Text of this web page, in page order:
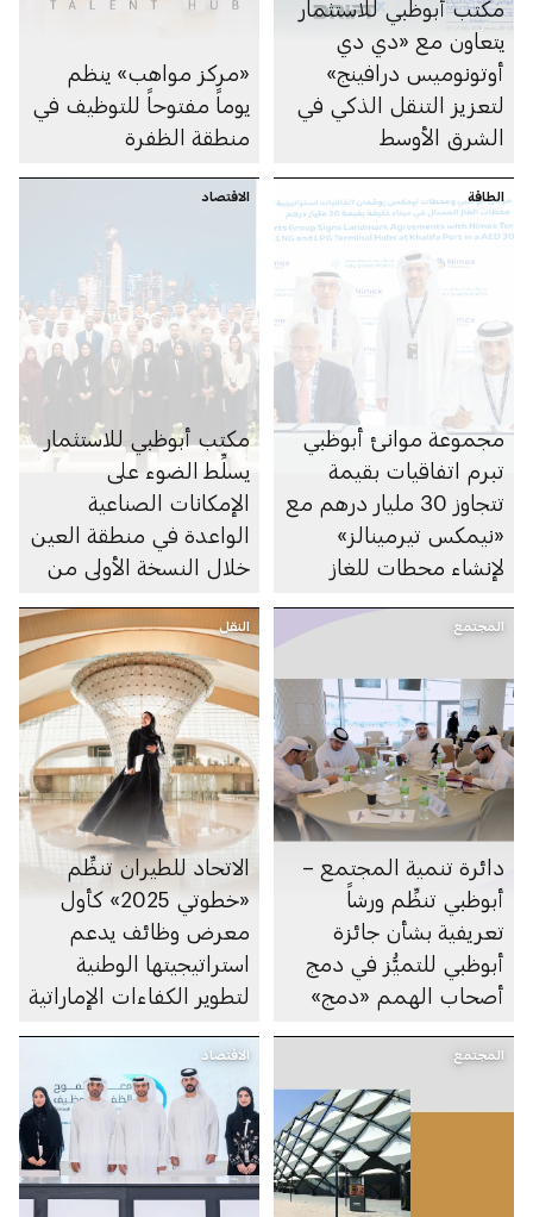
مكتب أبوظبي للاستثمار
يتعاون مع «دي دي
أوتونوميس درافينج»
لتعزيز التنقل الذكي في
الشرق الأوسط
«مركز مواهب» ينظم
يوماً مفتوحاً للتوظيف في
منطقة الظفرة
الطاقة
مجموعة موانئ أبوظبي
تبرم اتفاقيات بقيمة
تتجاوز 30 مليار درهم مع
«نيمكس تيرمينالز»
لإنشاء محطات للغاز
المسال في ميناء خليفة
الاقتصاد
مكتب أبوظبي للاستثمار
يسلِّط الضوء على
الإمكانات الصناعية
الواعدة في منطقة العين
خلال النسخة الأولى من
المجتمع
دائرة تنمية المجتمع –
أبوظبي تنظِّم ورشاً
تعريفية بشأن جائزة
أبوظبي للتميُّز في دمج
أصحاب الهمم «دمج»
النقل
الاتحاد للطيران تنظِّم
«خطوتي 2025» كأول
معرض وظائف يدعم
استراتيجيتها الوطنية
لتطوير الكفاءات الإماراتية
المجتمع الاقتصاد